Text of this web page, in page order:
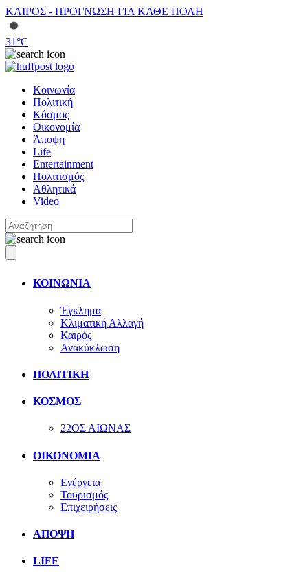
ΚΑΙΡΟΣ - ΠΡΟΓΝΩΣΗ ΓΙΑ ΚΑΘΕ ΠΟΛΗ
31°C
Κοινωνία
Πολιτική
Κόσμος
Οικονομία
Άποψη
Life
Entertainment
Πολιτισμός
Αθλητικά
Video
ΚΟΙΝΩΝΙΑ
Έγκλημα
Κλιματική Αλλαγή
Καιρός
Ανακύκλωση
ΠΟΛΙΤΙΚΗ
ΚΟΣΜΟΣ
22ΟΣ ΑΙΩΝΑΣ
ΟΙΚΟΝΟΜΙΑ
Ενέργεια
Τουρισμός
Επιχειρήσεις
ΑΠΟΨΗ
LIFE